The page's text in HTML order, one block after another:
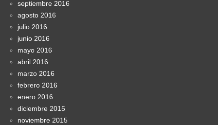
septiembre 2016
agosto 2016
julio 2016
junio 2016
mayo 2016
abril 2016
marzo 2016
febrero 2016
enero 2016
diciembre 2015
noviembre 2015